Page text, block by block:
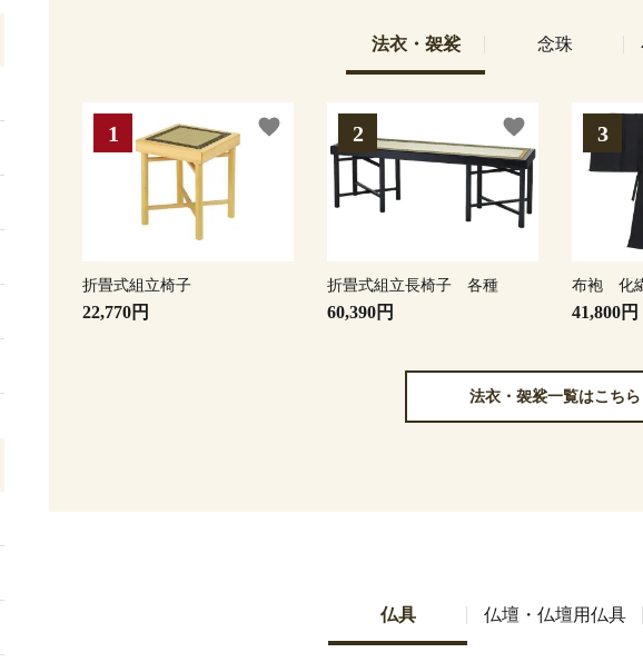
法衣・袈裟 念珠
折畳式組立椅子
22,770円
favorite
折畳式組立長椅子 各種
60,390円
favorite
布袍 化
41,800円
法衣・袈裟一覧はこちら
仏具 仏壇・仏壇用仏具